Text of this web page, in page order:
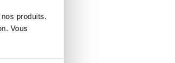
produits.
Vous